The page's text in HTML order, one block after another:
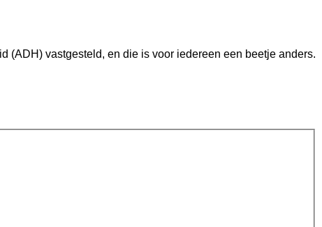
(ADH) vastgesteld, en die is voor iedereen een beetje anders.